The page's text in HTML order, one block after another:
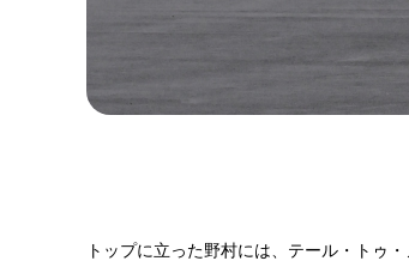
トップに立った野村には、テール・トゥ